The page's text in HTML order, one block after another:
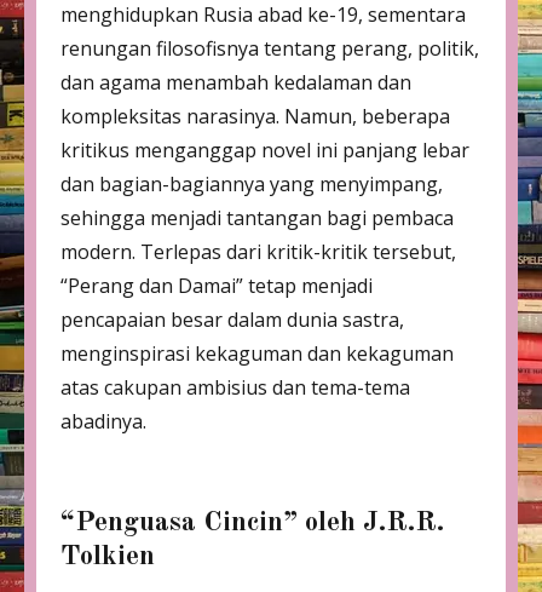
menghidupkan Rusia abad ke-19, sementara
renungan filosofisnya tentang perang, politik,
dan agama menambah kedalaman dan
kompleksitas narasinya. Namun, beberapa
kritikus menganggap novel ini panjang lebar
dan bagian-bagiannya yang menyimpang,
sehingga menjadi tantangan bagi pembaca
modern. Terlepas dari kritik-kritik tersebut,
“Perang dan Damai” tetap menjadi
pencapaian besar dalam dunia sastra,
menginspirasi kekaguman dan kekaguman
atas cakupan ambisius dan tema-tema
abadinya.
“Penguasa Cincin” oleh J.R.R.
Tolkien